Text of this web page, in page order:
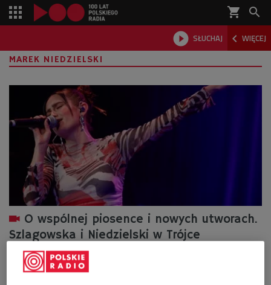
shopping_cart 
 SŁUCHAJ  WIĘCEJ

MAREK NIEDZIELSKI
O wspólnej piosence i nowych utworach.
Szlagowska i Niedzielski w Trójce
Jak wygląda praca nad piosenką, gdy artyści mieszkają
w miastach oddalonych od siebie o kilkaset kilometrów?